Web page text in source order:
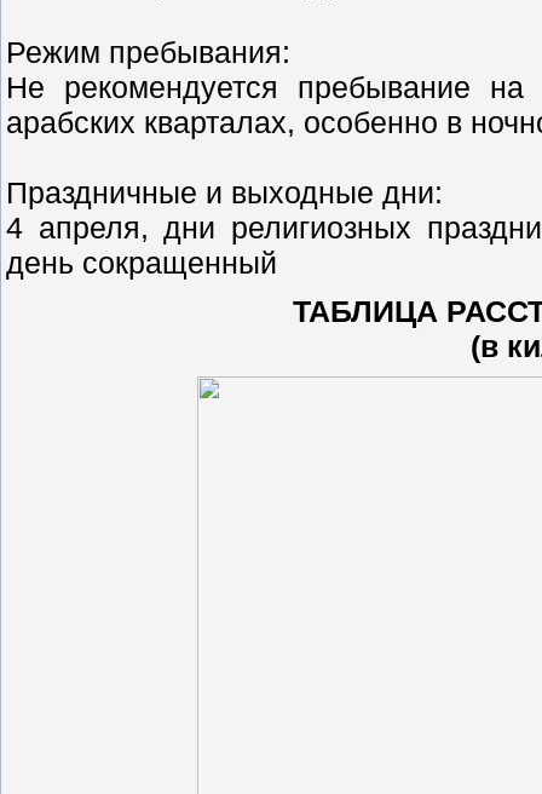
Режим пребывания:
Не рекомендуется пребывание
арабских кварталах, особенно в
Праздничные и выходные дни:
4 апреля, дни религиозных
день сокращенный
ТАБЛИЦА
(в